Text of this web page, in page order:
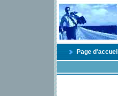
Page d'accueil